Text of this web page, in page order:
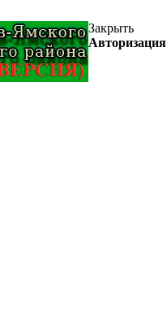
Закрыть
Авторизация